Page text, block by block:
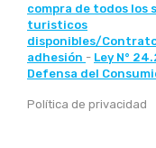
compra de todos los
turisticos
disponibles/
adhesión - Ley N°
Defensa del
Política de privacidad